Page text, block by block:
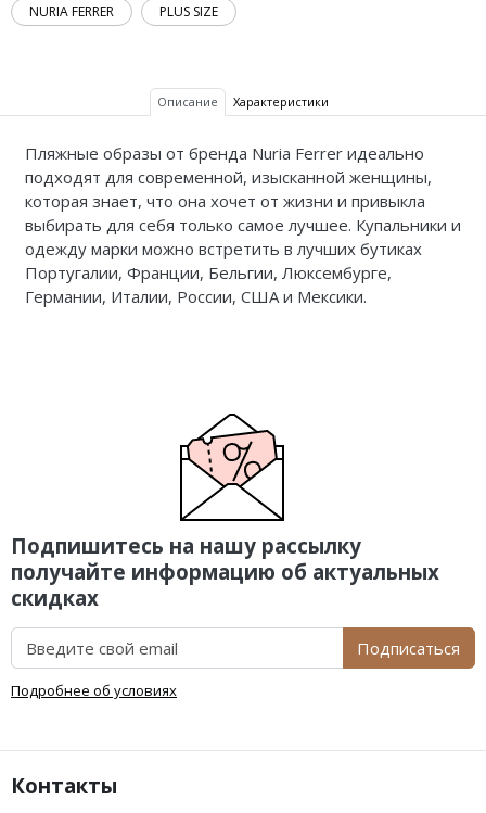
NURIA FERRER PLUS SIZE
Описание Характеристики
Пляжные образы от бренда Nuria Ferrer идеально
подходят для современной, изысканной женщины,
которая знает, что она хочет от жизни и привыкла
выбирать для себя только самое лучшее. Купальники и
одежду марки можно встретить в лучших бутиках
Португалии, Франции, Бельгии, Люксембурге,
Германии, Италии, России, США и Мексики.
Подпишитесь на нашу рассылку
получайте информацию об актуальных
скидках
Подписаться
Подробнее об условиях
Контакты